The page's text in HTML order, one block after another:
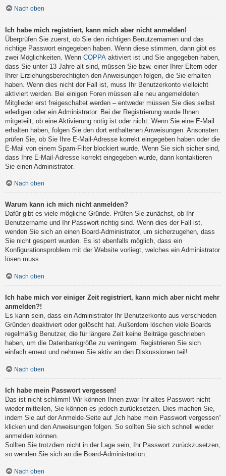
Nach oben
Ich habe mich registriert, kann mich aber nicht anmelden!
Überprüfen Sie zuerst, ob Sie den richtigen Benutzernamen und das
richtige Passwort eingegeben haben. Wenn diese stimmen, dann gibt es
zwei Möglichkeiten. Wenn COPPA aktiviert ist und Sie angegeben haben,
dass Sie unter 13 Jahre alt sind, müssen Sie bzw. einer Ihrer Eltern oder
Ihrer Erziehungsberechtigten den Anweisungen folgen, die Sie erhalten
haben. Wenn dies nicht der Fall ist, muss Ihr Benutzerkonto vielleicht
aktiviert werden. Bei einigen Foren müssen alle neu angemeldeten
Mitglieder erst freigeschaltet werden – entweder müssen Sie dies selbst
erledigen oder ein Administrator. Bei der Registrierung wurde Ihnen
mitgeteilt, ob eine Aktivierung nötig ist oder nicht. Wenn Sie eine E-Mail
erhalten haben, folgen Sie den dort enthaltenen Anweisungen. Ansonsten
prüfen Sie, ob Sie Ihre E-Mail-Adresse korrekt eingegeben haben oder die
E-Mail von einem Spam-Filter blockiert wurde. Wenn Sie sich sicher sind,
dass Ihre E-Mail-Adresse korrekt eingegeben wurde, dann kontaktieren
Sie einen Administrator.
Nach oben
Warum kann ich mich nicht anmelden?
Dafür gibt es viele mögliche Gründe. Prüfen Sie zunächst, ob Ihr
Benutzername und Ihr Passwort richtig sind. Wenn dies der Fall ist,
wenden Sie sich an einen Board-Administrator, um sicherzugehen, dass
Sie nicht gesperrt wurden. Es ist ebenfalls möglich, dass ein
Konfigurationsproblem mit der Website vorliegt, welches ein Administrator
lösen muss.
Nach oben
Ich habe mich vor einiger Zeit registriert, kann mich aber nicht mehr
anmelden?!
Es kann sein, dass ein Administrator Ihr Benutzerkonto aus verschieden
Gründen deaktiviert oder gelöscht hat. Außerdem löschen viele Boards
regelmäßig Benutzer, die für längere Zeit keine Beiträge geschrieben
haben, um die Datenbankgröße zu verringern. Registrieren Sie sich
einfach erneut und nehmen Sie aktiv an den Diskussionen teil!
Nach oben
Ich habe mein Passwort vergessen!
Das ist nicht schlimm! Wir können Ihnen zwar Ihr altes Passwort nicht
wieder mitteilen, Sie können es jedoch zurücksetzen. Dies machen Sie,
indem Sie auf der Anmelde-Seite auf „Ich habe mein Passwort vergessen“
klicken und den Anweisungen folgen. So sollten Sie sich schnell wieder
anmelden können.
Sollten Sie trotzdem nicht in der Lage sein, Ihr Passwort zurückzusetzen,
so wenden Sie sich an die Board-Administration.
Nach oben